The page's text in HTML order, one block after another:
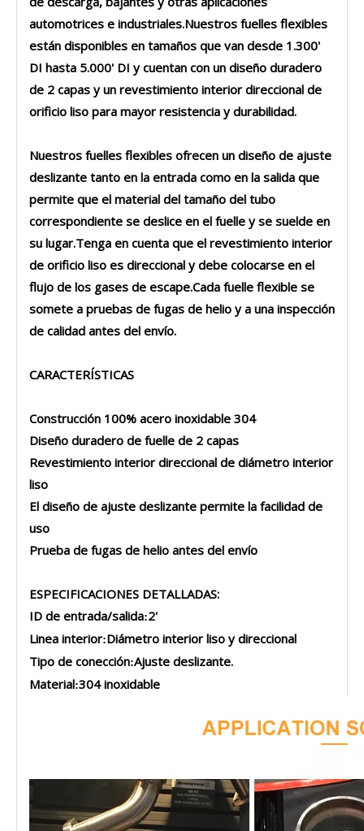
automotrices e industriales.Nuestros fuelles flexibles
están disponibles en tamaños que van desde 1.300'
DI hasta 5.000' DI y cuentan con un diseño duradero
de 2 capas y un revestimiento interior direccional de
orificio liso para mayor resistencia y durabilidad.
Nuestros fuelles flexibles ofrecen un diseño de ajuste
deslizante tanto en la entrada como en la salida que
permite que el material del tamaño del tubo
correspondiente se deslice en el fuelle y se suelde en
su lugar.Tenga en cuenta que el revestimiento interior
de orificio liso es direccional y debe colocarse en el
flujo de los gases de escape.Cada fuelle flexible se
somete a pruebas de fugas de helio y a una inspección
de calidad antes del envío.
CARACTERÍSTICAS
Construcción 100% acero inoxidable 304
Diseño duradero de fuelle de 2 capas
Revestimiento interior direccional de diámetro interior
liso
El diseño de ajuste deslizante permite la facilidad de
uso
Prueba de fugas de helio antes del envío
ESPECIFICACIONES DETALLADAS:
ID de entrada/salida:2'
Linea interior:Diámetro interior liso y direccional
Tipo de conección:Ajuste deslizante.
Material:304 inoxidable